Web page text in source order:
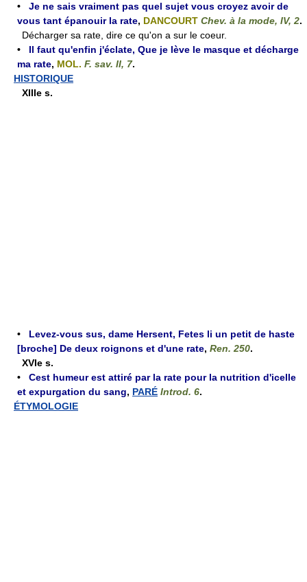
• Je ne sais vraiment pas quel sujet vous croyez avoir de
vous tant épanouir la rate, DANCOURT Chev. à la mode, IV, 2.
Décharger sa rate, dire ce qu'on a sur le coeur.
• Il faut qu'enfin j'éclate, Que je lève le masque et décharge
ma rate, MOL. F. sav. II, 7.
HISTORIQUE
XIIIe s.
• Levez-vous sus, dame Hersent, Fetes li un petit de haste
[broche] De deux roignons et d'une rate, Ren. 250.
XVIe s.
• Cest humeur est attiré par la rate pour la nutrition d'icelle
et expurgation du sang, PARÉ Introd. 6.
ÉTYMOLOGIE